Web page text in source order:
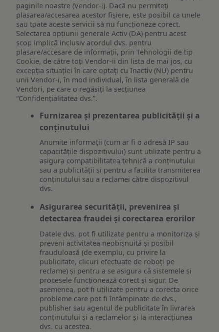
paginile noastre (Vendor-i). Dacă nu permiteți
plasarea/accesarea acestor fișiere, este posibil ca unele
sau toate aceste servicii să nu funcționeze corect.
Selectarea opțiunii generale Activ (DA) pentru acest
scop implică inclusiv acordul dvs. pentru
plasare/accesare de informații, prin Tehnologii de tip
Cookie, de către toți Vendor-ii din lista de mai jos, cu
excepția situației în care optați cu Inactiv (NU) pentru
unii Vendor-i, în mod individual, în lista generală de
Vendori, pe care o regăsiți la secțiunea
“Confidențialitatea dvs.”.
Furnizarea și prezentarea publicității și a
conținutului
Anumite informații (cum ar fi o adresă IP sau
capacitățile dispozitivului) sunt utilizate pentru a
asigura compatibilitatea tehnică a conținutului
sau a publicității și pentru a facilita transmiterea
conținutului sau a reclamei către dispozitivul
dvs.
Asigurarea securității, prevenirea și
detectarea fraudei și corectarea erorilor
Datele dvs. pot fi utilizate pentru a monitoriza și
preveni activitatea neobișnuită și posibil
frauduloasă (de exemplu, cu privire la
publicitate, clicuri efectuate de roboți pe
reclame) și pentru a se asigura că sistemele și
procesele funcționează corect și sigur. De
asemenea, pot fi utilizate pentru a corecta orice
probleme care pot fi întâmpinate de dvs.,
publisher sau agentul de publicitate în livrarea
conținutului și a reclamelor și la interacțiunea
dvs. cu acestea.